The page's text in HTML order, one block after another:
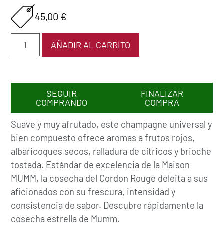
45,00 €
AÑADIR AL CARRITO
SEGUIR
COMPRANDO
FINALIZAR
COMPRA
Suave y muy afrutado, este champagne universal y
bien compuesto ofrece aromas a frutos rojos,
albaricoques secos, ralladura de cítricos y brioche
tostada. Estándar de excelencia de la Maison
MUMM, la cosecha del Cordon Rouge deleita a sus
aficionados con su frescura, intensidad y
consistencia de sabor. Descubre rápidamente la
cosecha estrella de Mumm.